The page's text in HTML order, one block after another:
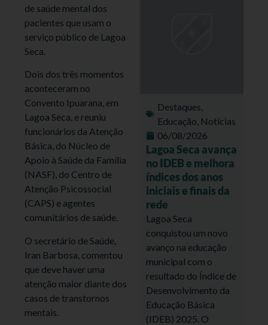
de saúde mental dos
pacientes que usam o
serviço público de Lagoa
Seca.
Dois dos três momentos
aconteceram no
Convento Ipuarana, em
Lagoa Seca, e reuniu
funcionários da Atenção
Básica, do Núcleo de
Apoio à Saúde da Família
(NASF), do Centro de
Atenção Psicossocial
(CAPS) e agentes
comunitários de saúde.
O secretário de Saúde,
Iran Barbosa, comentou
que deve haver uma
atenção maior diante dos
casos de transtornos
mentais.
Destaques,
Educação, Notícias
06/08/2026
Lagoa Seca avança
no IDEB e melhora
índices dos anos
iniciais e finais da
rede
Lagoa Seca
conquistou um novo
avanço na educação
municipal com o
resultado do Índice de
Desenvolvimento da
Educação Básica
(IDEB) 2025. O